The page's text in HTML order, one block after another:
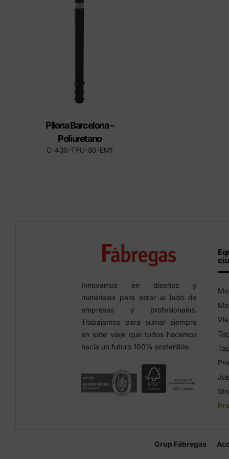
Pilona Barcelona –
Poliuretano
C-430-TPU-80-EM1
Innovamos en diseños y
materiales para estar al lado de
empresas y profesionales.
Trabajamos para sumar siempre
en este viaje que todos hacemos
hacia un futuro 100% sostenible.
Grup Fábregas